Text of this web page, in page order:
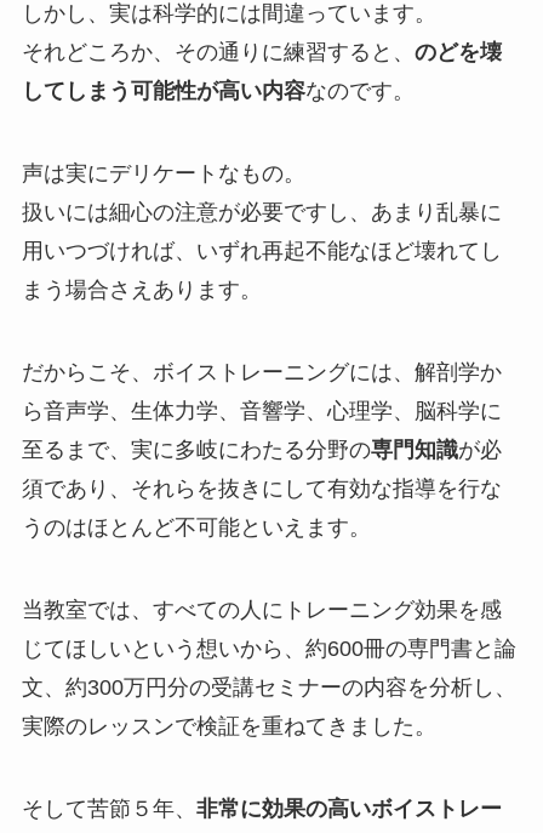
しかし、実は科学的には間違っています。
それどころか、その通りに練習すると、 のどを壊
してしまう可能性が高い内容なのです。
声は実にデリケートなもの。
扱いには細心の注意が必要ですし、あまり乱暴に
用いつづければ、いずれ再起不能なほど壊れてし
まう場合さえあります。
だからこそ、ボイストレーニングには、解剖学か
ら音声学、生体力学、音響学、心理学、脳科学に
至るまで、実に多岐にわたる分野の専門知識が必
須であり、それらを抜きにして有効な指導を行な
うのはほとんど不可能といえます。
当教室では、すべての人にトレーニング効果を感
じてほしいという想いから、約600冊の専門書と論
文、約300万円分の受講セミナーの内容を分析し、
実際のレッスンで検証を重ねてきました。
そして苦節５年、 非常に効果の高いボイストレー